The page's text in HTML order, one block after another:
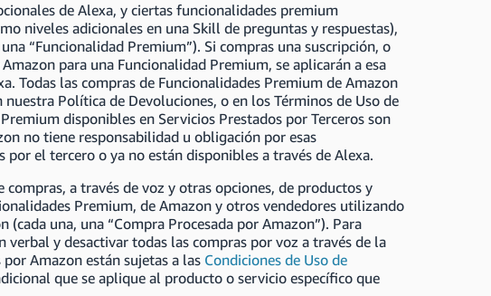
de Alexa, y ciertas funcionalidades premium
niveles adicionales en una Skill de preguntas y respuestas),
“Funcionalidad Premium”). Si compras una suscripción, o
para una Funcionalidad Premium, se aplicarán a esa
Todas las compras de Funcionalidades Premium de Amazon
Política de Devoluciones, o en los Términos de Uso de
disponibles en Servicios Prestados por Terceros son
no tiene responsabilidad u obligación por esas
el tercero o ya no están disponibles a través de Alexa.
a través de voz y otras opciones, de productos y
Premium, de Amazon y otros vendedores utilizando
una, una “Compra Procesada por Amazon”). Para
y desactivar todas las compras por voz a través de la
Amazon están sujetas a las Condiciones de Uso de
que se aplique al producto o servicio específico que